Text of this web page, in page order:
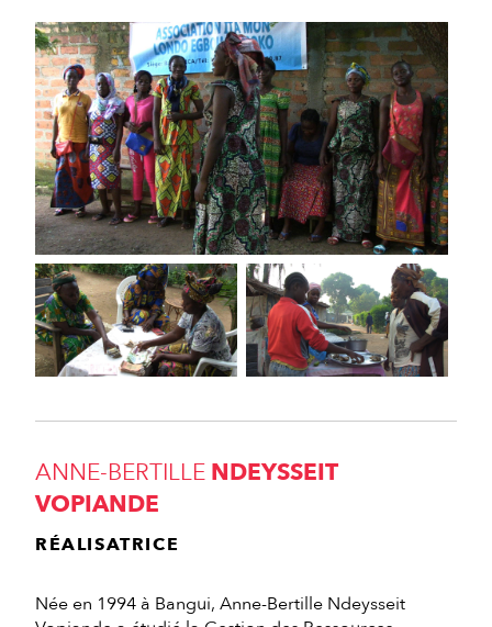
ANNE-BERTILLE NDEYSSEIT
VOPIANDE
RÉALISATRICE
Née en 1994 à Bangui, Anne-Bertille Ndeysseit